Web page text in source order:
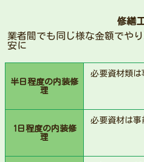
修繕
業者間でも同じ様な金額でや
安に
半日程度の内装修
理
必要資材類は
1日程度の内装修
理
必要資材は事